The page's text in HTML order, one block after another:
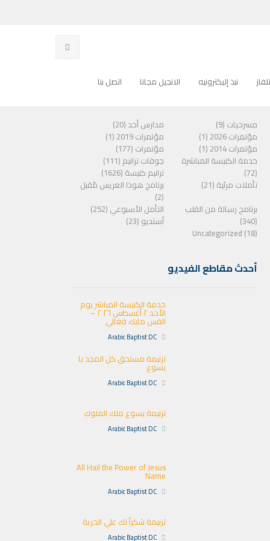
نبذ إليكترونيه الانجيل مجانا اتصل بنا الفئات
مسرحيات (9)
مدارس أحد (20)
مؤتمرات 2026 (1)
مؤتمرات 2019 (1)
مؤتمرات 2014 (1)
مؤتمرات (177)
خدمة الكنيسة المباشرة
(72)
جوقات ترانيم (111)
ترانيم كنيسة (1626)
تأملات مرئية (21)
برنامج هوذا العريس مًقبل
(2)
برنامج رسالة من القلب
(340)
التأمل الأسبوعي (252)
أستديو (23)
Uncategorized (18)
أحدث مقاطع الفيديو
خدمة الكنيسة المباشر يوم
الأحد ٢ أغسطس ٢٠٢٦ –
القس مايك فغالي
Arabic Baptist DC
ترنيمة مستحق كل المجد يا
يسوع
Arabic Baptist DC
ترنيمة يسوع ملك الملوك
Arabic Baptist DC
All Hail the Power of Jesus
Name
Arabic Baptist DC
ترنيمة شكراً لك علي الحرية
Arabic Baptist DC